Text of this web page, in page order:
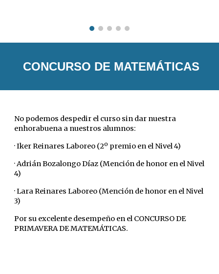
CONCURSO DE MATEMÁTICAS
No podemos despedir el curso sin dar nuestra
enhorabuena a nuestros alumnos:
· Iker Reinares Laboreo (2º premio en el Nivel 4)
· Adrián Bozalongo Díaz (Mención de honor en el Nivel
4)
· Lara Reinares Laboreo (Mención de honor en el Nivel
3)
Por su excelente desempeño en el CONCURSO DE
PRIMAVERA DE MATEMÁTICAS.